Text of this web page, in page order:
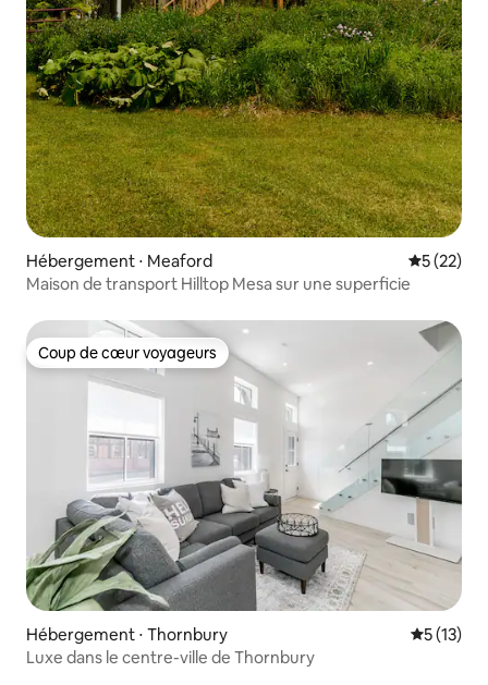
Hébergement ⋅ Meaford
5 (22)
Maison de transport Hilltop Mesa sur une superficie
Coup de cœur voyageurs
Coup de cœur voyageurs
Hébergement ⋅ Thornbury
5 (13)
Luxe dans le centre-ville de Thornbury